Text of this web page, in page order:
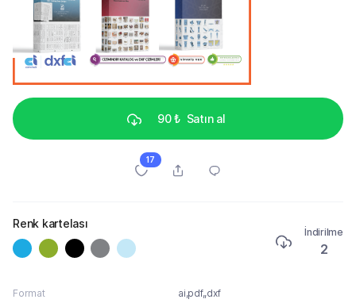
90 ₺ Satın al
17
Renk kartelası
İndirilme
2
Format
ai,pdf,,dxf